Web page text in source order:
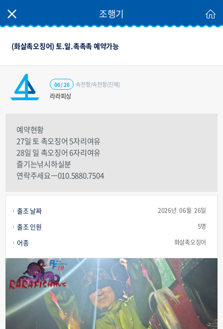
조행기
(화살촉오징어) 토.일.촉촉촉 예약가능
라라피싱
속천항/속천항(진해)
06 / 26
예약현황
27일 토 촉오징어 5자리여유
28일 일 촉오징어 6자리여유
즐기는낚시하실분
연락주세요ㅡ010.5880.7504
출조 날짜 2026년 06월 26일
출조 인원 5명
어종 화살촉오징어